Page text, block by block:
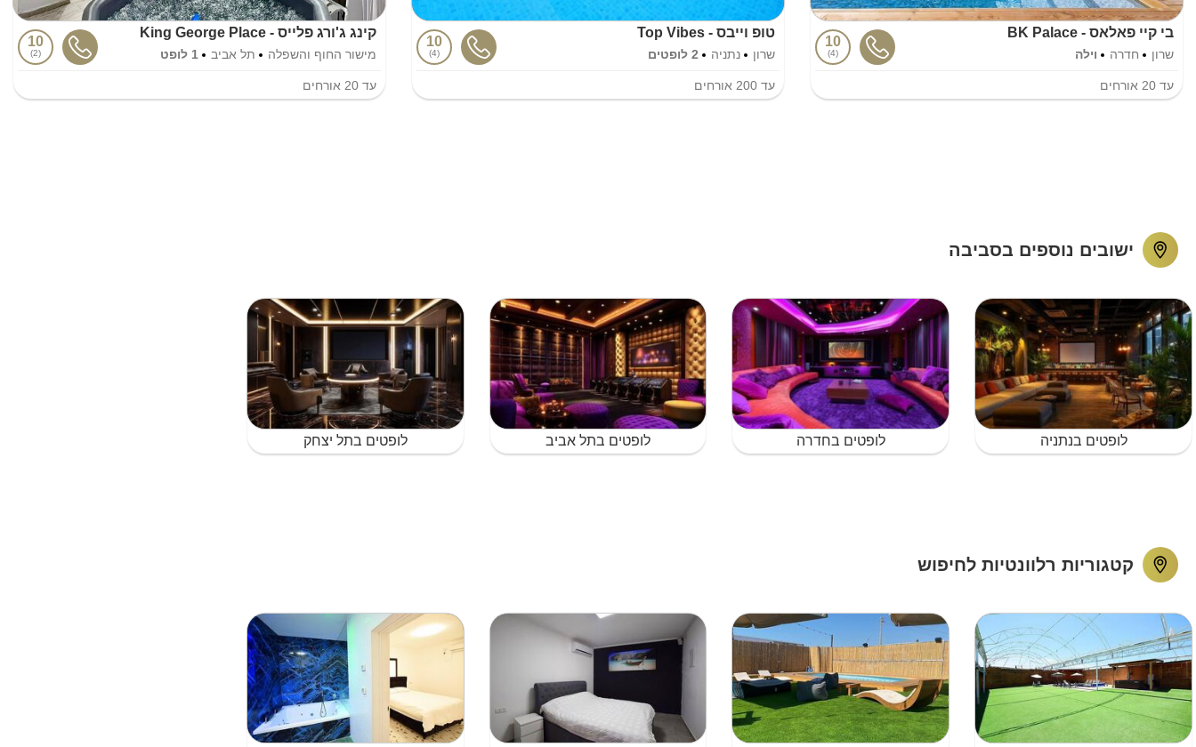
בי קיי פאלאס - BK Palace
שרון חדרה וילה
10
4
עד 20 אורחים
טופ וייבס - Top Vibes
שרון נתניה 2 לופטים
10
4
עד 200 אורחים
קינג ג'ורג פלייס - King George Place
מישור החוף והשפלה תל אביב 1 לופט
10
2
עד 20 אורחים
ישובים נוספים בסביבה
לופטים בנתניה לופטים בחדרה לופטים בתל אביב לופטים בתל יצחק
קטגוריות רלוונטיות לחיפוש